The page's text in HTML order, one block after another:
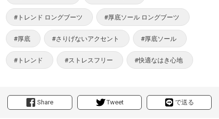
Share Tweet で送る
#トレンド ロングブーツ #厚底ソール ロングブーツ
#厚底 #さりげないアクセント #厚底ソール
#トレンド #ストレスフリー #快適なはき心地